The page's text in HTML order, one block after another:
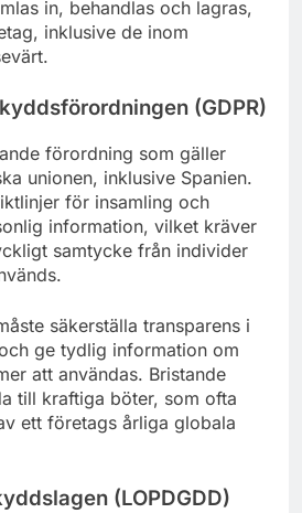
in, behandlas och lagras,
inklusive de inom
(GDPR)
förordning som gäller
unionen, inklusive Spanien.
för insamling och
information, vilket kräver
samtycke från individer
säkerställa transparens i
ge tydlig information om
att användas. Bristande
till kraftiga böter, som ofta
ett företags årliga globala
(LOPDGDD)